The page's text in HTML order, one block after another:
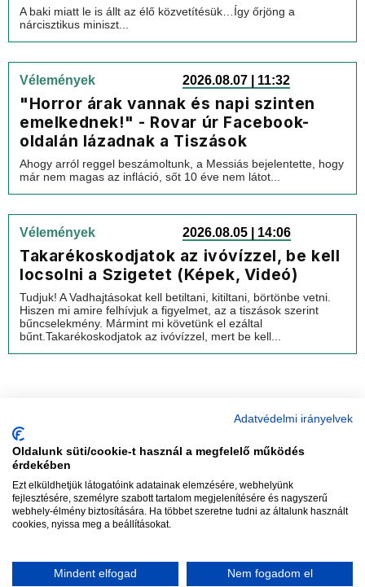
A baki miatt le is állt az élő közvetítésük…Így őrjöng a
nárcisztikus miniszt...
Vélemények 2026.08.07 | 11:32
"Horror árak vannak és napi szinten
emelkednek!" - Rovar úr Facebook-
oldalán lázadnak a Tiszások
Ahogy arról reggel beszámoltunk, a Messiás bejelentette, hogy
már nem magas az infláció, sőt 10 éve nem látot...
Vélemények 2026.08.05 | 14:06
Takarékoskodjatok az ivóvízzel, be kell
locsolni a Szigetet (Képek, Videó)
Tudjuk! A Vadhajtásokat kell betiltani, kitiltani, börtönbe vetni.
Hiszen mi amire felhívjuk a figyelmet, az a tiszások szerint
bűncselekmény. Mármint mi követünk el ezáltal
bűnt.Takarékoskodjatok az ivóvízzel, mert be kell...
Szerkesztőség:szerk@vadhajtasok.hu
Modi:moderator@vadhajtasok.hu
AdatvédelemImpresszumSzerzői jogok
Adatvédelmi irányelvek
Oldalunk süti/cookie-t használ a megfelelő működés
érdekében
Ezt elküldhetjük látogatóink adatainak elemzésére, webhelyünk
fejlesztésére, személyre szabott tartalom megjelenítésére és nagyszerű
webhely-élmény biztosítására. Ha többet szeretne tudni az általunk használt
cookies, nyissa meg a beállításokat.
Mindent elfogad Nem fogadom el